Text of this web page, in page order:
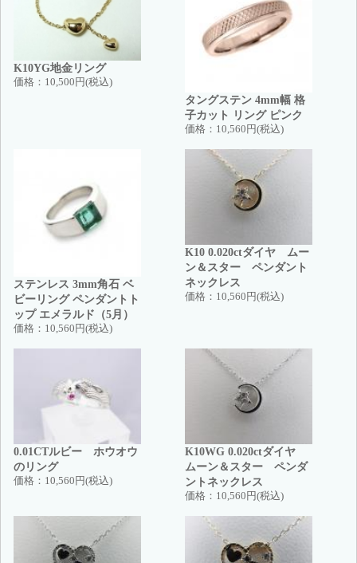
K10YG地金リング
価格： 10,500円(税込)
タングステン 4mm幅 格
子カット リング ピンク
価格： 10,560円(税込)
ステンレス 3mm角石 ベ
ビーリング ペンダントト
ップ エメラルド（5月）
価格： 10,560円(税込)
K10 0.020ctダイヤ ムー
ン＆スター ペンダント
ネックレス
価格： 10,560円(税込)
0.01CTルビー ホウオウ
のリング
価格： 10,560円(税込)
K10WG 0.020ctダイヤ
ムーン＆スター ペンダ
ントネックレス
価格： 10,560円(税込)